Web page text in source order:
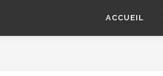
ACCUEIL